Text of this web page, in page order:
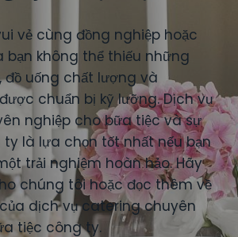
vẻ cùng đồng nghiệp hoặc
bạn không thể thiếu những
đồ uống chất lượng và
chuẩn bị kỹ lưỡng. Dịch vụ
nghiệp cho bữa tiệc và sự
ty là lựa chọn tốt nhất nếu bạn
trải nghiệm hoàn hảo. Hãy
chúng tôi hoặc đọc thêm về
dịch vụ catering chuyên
tiệc công ty.